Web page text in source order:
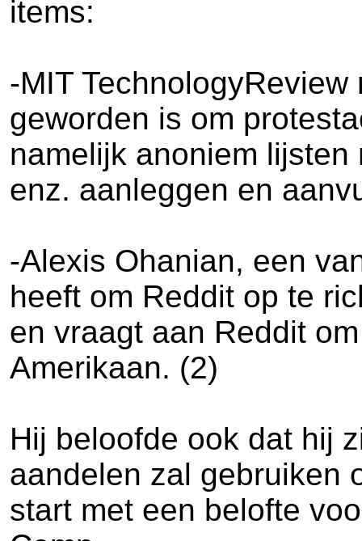
items:
-MIT
geworden is om
namelijk anoniem
enz. aanleggen en
-Alexis Ohanian, een
heeft om Reddit op te
en vraagt aan Reddit
Amerikaan. (2)
Hij beloofde ook dat hij
aandelen zal gebruiken
start met een belofte